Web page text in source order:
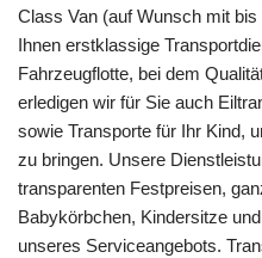
Class Van (auf Wunsch mit
Ihnen erstklassige
Fahrzeugflotte, bei dem
erledigen wir für Sie auch
sowie Transporte für Ihr Kind,
zu bringen. Unsere
transparenten Festpreisen,
Babykörbchen, Kindersitze
unseres Serviceangebots.